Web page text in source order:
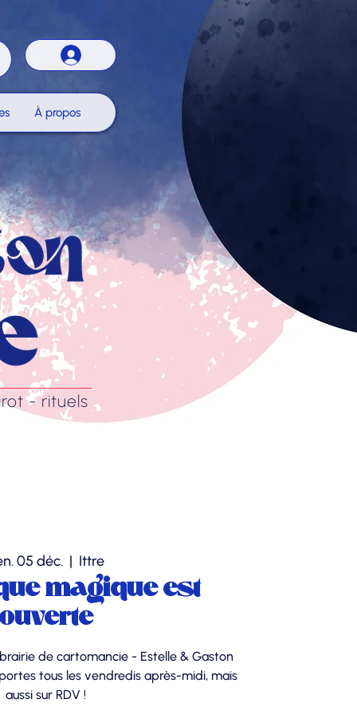
À propos
- rituels
05 déc.
  |
Ittre
magique est
ouverte
de cartomancie - Estelle & Gaston
tous les vendredis après-midi, mais
aussi sur RDV !